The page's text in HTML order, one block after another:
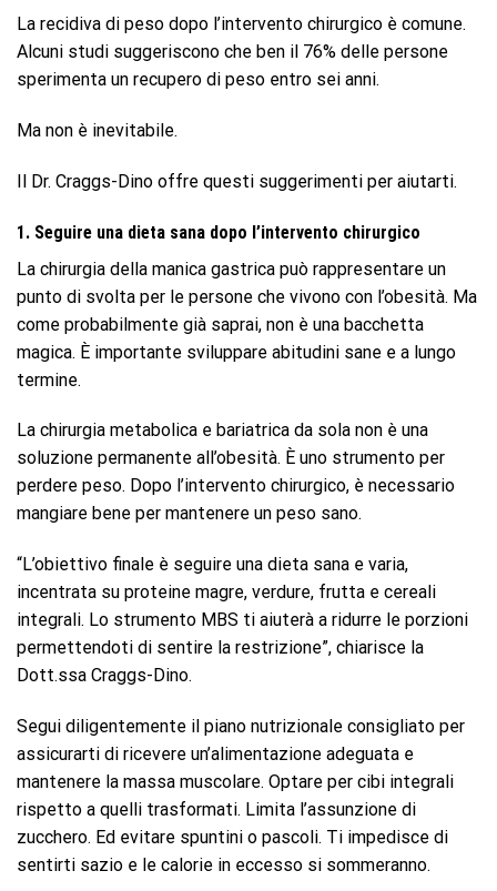
La recidiva di peso dopo l’intervento chirurgico è comune.
Alcuni studi suggeriscono che ben il 76% delle persone
sperimenta un recupero di peso entro sei anni.
Ma non è inevitabile.
Il Dr. Craggs-Dino offre questi suggerimenti per aiutarti.
1. Seguire una dieta sana dopo l’intervento chirurgico
La chirurgia della manica gastrica può rappresentare un
punto di svolta per le persone che vivono con l’obesità. Ma
come probabilmente già saprai, non è una bacchetta
magica. È importante sviluppare abitudini sane e a lungo
termine.
La chirurgia metabolica e bariatrica da sola non è una
soluzione permanente all’obesità. È uno strumento per
perdere peso. Dopo l’intervento chirurgico, è necessario
mangiare bene per mantenere un peso sano.
“L’obiettivo finale è seguire una dieta sana e varia,
incentrata su proteine ​​magre, verdure, frutta e cereali
integrali. Lo strumento MBS ti aiuterà a ridurre le porzioni
permettendoti di sentire la restrizione”, chiarisce la
Dott.ssa Craggs-Dino.
Segui diligentemente il piano nutrizionale consigliato per
assicurarti di ricevere un’alimentazione adeguata e
mantenere la massa muscolare. Optare per cibi integrali
rispetto a quelli trasformati. Limita l’assunzione di
zucchero. Ed evitare spuntini o pascoli. Ti impedisce di
sentirti sazio e le calorie in eccesso si sommeranno.